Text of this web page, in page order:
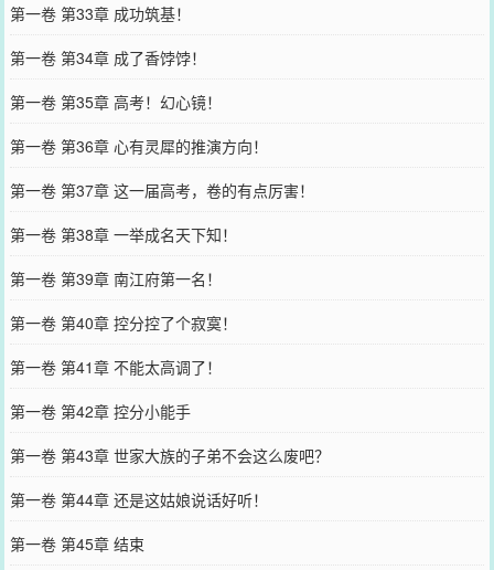
第一卷 第33章 成功筑基！
第一卷 第34章 成了香饽饽！
第一卷 第35章 高考！幻心镜！
第一卷 第36章 心有灵犀的推演方向！
第一卷 第37章 这一届高考，卷的有点厉害！
第一卷 第38章 一举成名天下知！
第一卷 第39章 南江府第一名！
第一卷 第40章 控分控了个寂寞！
第一卷 第41章 不能太高调了！
第一卷 第42章 控分小能手
第一卷 第43章 世家大族的子弟不会这么废吧？
第一卷 第44章 还是这姑娘说话好听！
第一卷 第45章 结束